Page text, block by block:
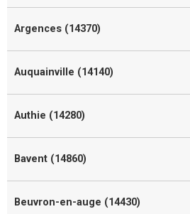
Argences (14370)
Auquainville (14140)
Authie (14280)
Bavent (14860)
Beuvron-en-auge (14430)